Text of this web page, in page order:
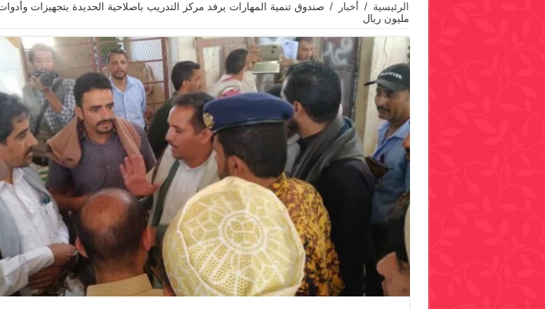
الرئيسية / أخبار /
مليون ريال